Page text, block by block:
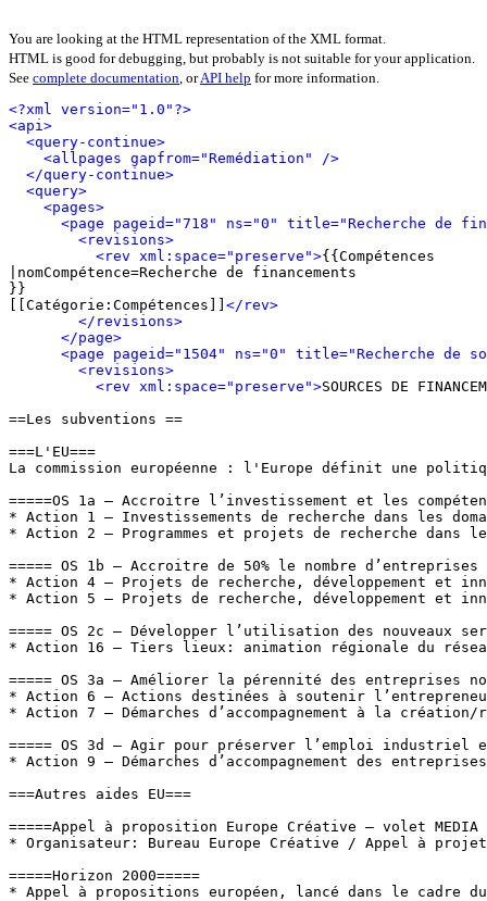
You are looking at the HTML representation of the XML format.
HTML is good for debugging, but probably is not suitable for your application.
See complete documentation, orAPI help for more information.
<?xml version="1.0"?>
<api>
<query-continue>
<allpages gapfrom="Remédiation" />
</query-continue>
<query>
<pages>
<page pageid="718" ns="0" title="Recherche de
<revisions>
<rev xml:space="preserve">{{Compétences
|nomCompétence=Recherche de financements
}}
[[Catégorie:Compétences]] </rev>
</revisions>
</page>
<page pageid="1504" ns="0" title="Recherche de
<revisions>
<rev xml:space="preserve">SOURCES DE
==Les subventions ==
===L'EU===
La commission européenne : l'Europe définit une
=====OS 1a – Accroitre l’investissement et les
* Action 1 – Investissements de recherche dans les
* Action 2 – Programmes et projets de recherche
===== OS 1b – Accroitre de 50% le nombre d’entreprises
* Action 4 – Projets de recherche, développement et
* Action 5 – Projets de recherche, développement et
===== OS 2c – Développer l’utilisation des nouveaux
* Action 16 – Tiers lieux: animation régionale du réseau
===== OS 3a – Améliorer la pérennité des entreprises
* Action 6 – Actions destinées à soutenir
* Action 7 – Démarches d’accompagnement à la
===== OS 3d – Agir pour préserver l’emploi industriel
* Action 9 – Démarches d’accompagnement des
===Autres aides EU===
=====Appel à proposition Europe Créative – volet
* Organisateur: Bureau Europe Créative / Appel à
=====Horizon 2000=====
* Appel à propositions européen, lancé dans le cadre